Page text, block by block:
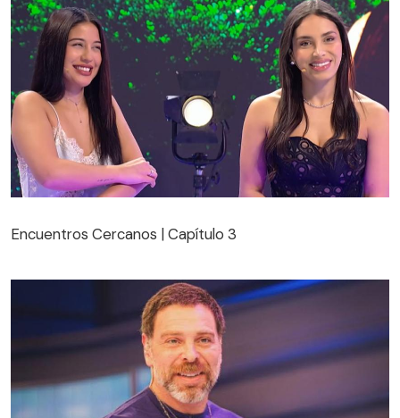
Encuentros Cercanos | Capítulo 3